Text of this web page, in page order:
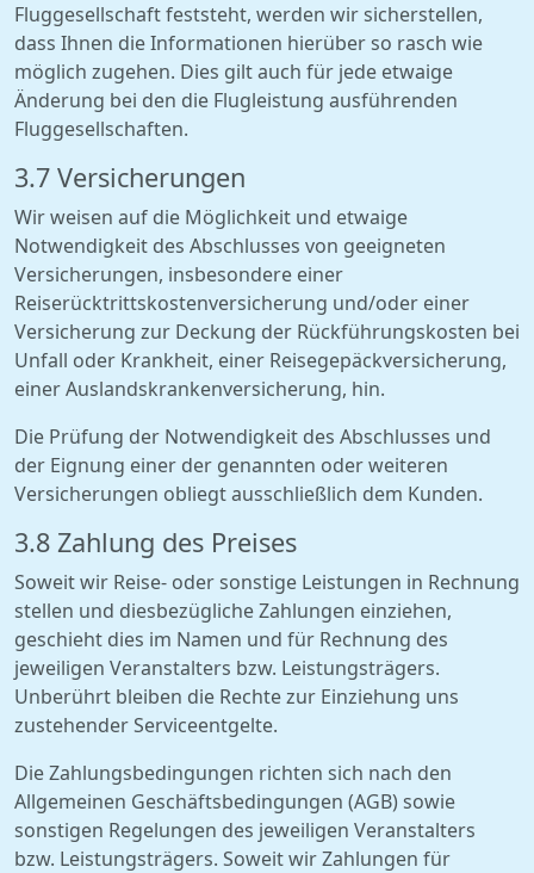
Fluggesellschaft feststeht, werden wir sicherstellen,
dass Ihnen die Informationen hierüber so rasch wie
möglich zugehen. Dies gilt auch für jede etwaige
Änderung bei den die Flugleistung ausführenden
Fluggesellschaften.
3.7 Versicherungen
Wir weisen auf die Möglichkeit und etwaige
Notwendigkeit des Abschlusses von geeigneten
Versicherungen, insbesondere einer
Reiserücktrittskostenversicherung und/oder einer
Versicherung zur Deckung der Rückführungskosten bei
Unfall oder Krankheit, einer Reisegepäckversicherung,
einer Auslandskrankenversicherung, hin.
Die Prüfung der Notwendigkeit des Abschlusses und
der Eignung einer der genannten oder weiteren
Versicherungen obliegt ausschließlich dem Kunden.
3.8 Zahlung des Preises
Soweit wir Reise- oder sonstige Leistungen in Rechnung
stellen und diesbezügliche Zahlungen einziehen,
geschieht dies im Namen und für Rechnung des
jeweiligen Veranstalters bzw. Leistungsträgers.
Unberührt bleiben die Rechte zur Einziehung uns
zustehender Serviceentgelte.
Die Zahlungsbedingungen richten sich nach den
Allgemeinen Geschäftsbedingungen (AGB) sowie
sonstigen Regelungen des jeweiligen Veranstalters
bzw. Leistungsträgers. Soweit wir Zahlungen für